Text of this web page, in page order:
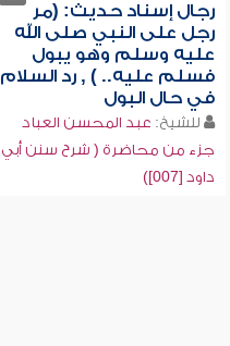
رجال إسناد حديث: (مر
رجل على النبي صلى الله
عليه وسلم وهو يبول
فسلم عليه.. ) , رد السلام
في حال البول
للشيخ: عبد المحسن العباد
جزء من محاضرة ( شرح سنن أبي
داود [007])